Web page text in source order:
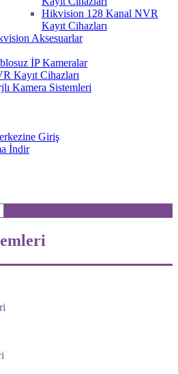
Hikvision 128 Kanal NVR
Kayıt Cihazları
Aksesuarlar
İP Kameralar
Kayıt Cihazları
Kamera Sistemleri
Giriş
İndir